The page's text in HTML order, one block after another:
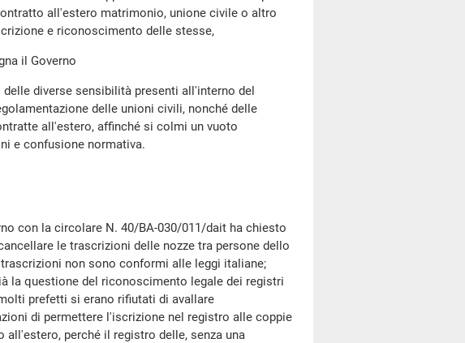
all'estero matrimonio, unione civile o altro
e riconoscimento delle stesse,
il Governo
diverse sensibilità presenti all'interno del
delle unioni civili, nonché delle
all'estero, affinché si colmi un vuoto
e confusione normativa.
la circolare N. 40/BA-030/011/dait ha chiesto
le trascrizioni delle nozze tra persone dello
non sono conformi alle leggi italiane;
questione del riconoscimento legale dei registri
prefetti si erano rifiutati di avallare
di permettere l'iscrizione nel registro alle coppie
perché il registro delle, senza una